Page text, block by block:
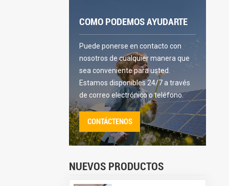
COMO PODEMOS AYUDARTE
Puede ponerse en contacto con
nosotros de cualquier manera que
sea conveniente para usted.
Estamos disponibles 24/7 a través
de correo electrónico o teléfono.
CONTÁCTENOS
NUEVOS PRODUCTOS